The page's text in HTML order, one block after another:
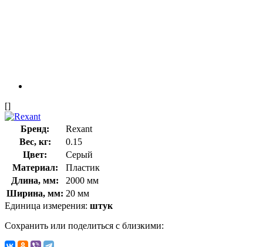
[]
Бренд:
Rexant
Вес, кг:
0.15
Цвет:
Серый
Материал:
Пластик
Длина, мм:
2000 мм
Ширина, мм: 20 мм
Единица измерения: штук
Сохранить или поделиться с близкими: